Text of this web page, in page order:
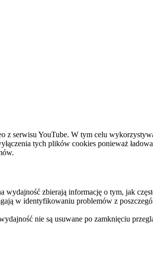
z serwisu YouTube. W tym celu
tych plików cookies ponieważ
wydajność zbierają informację o tym, jak
w identyfikowaniu problemów z
nie są usuwane po zamknięciu